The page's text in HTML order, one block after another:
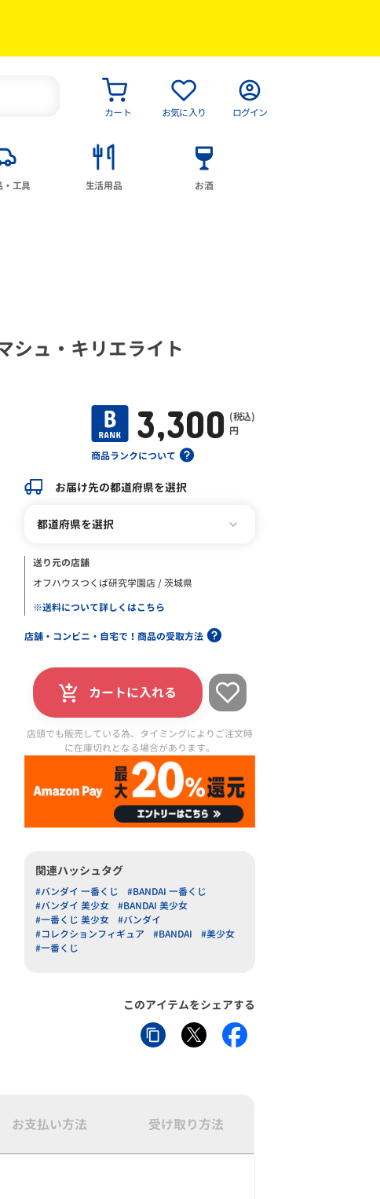
カート お気に入り ログイン
・工具 生活用品 お酒
ュ・キリエライト
商品ランクについて
3,300 (税込)
円
お届け先の都道府県を選択
都道府県を選択
送り元の店舗
オフハウスつくば研究学園店 / 茨城県
※送料について詳しくはこちら
店舗・コンビニ・自宅で！商品の受取方法
カートに入れる
店頭でも販売している為、タイミングによりご注文時
に在庫切れとなる場合があります。
関連ハッシュタグ
#バンダイ 一番くじ
#BANDAI 一番くじ
#バンダイ 美少女
#BANDAI 美少女
#一番くじ 美少女
#バンダイ
#コレクションフィギュア
#BANDAI
#美少女
#一番くじ
このアイテムをシェアする
お支払い方法 受け取り方法